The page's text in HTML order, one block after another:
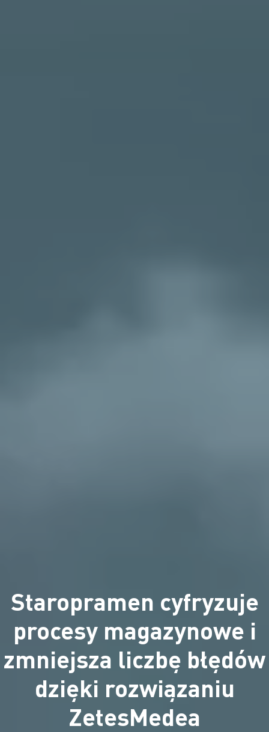
Staropramen cyfryzuje
procesy magazynowe i
zmniejsza liczbę błędów
dzięki rozwiązaniu
ZetesMedea